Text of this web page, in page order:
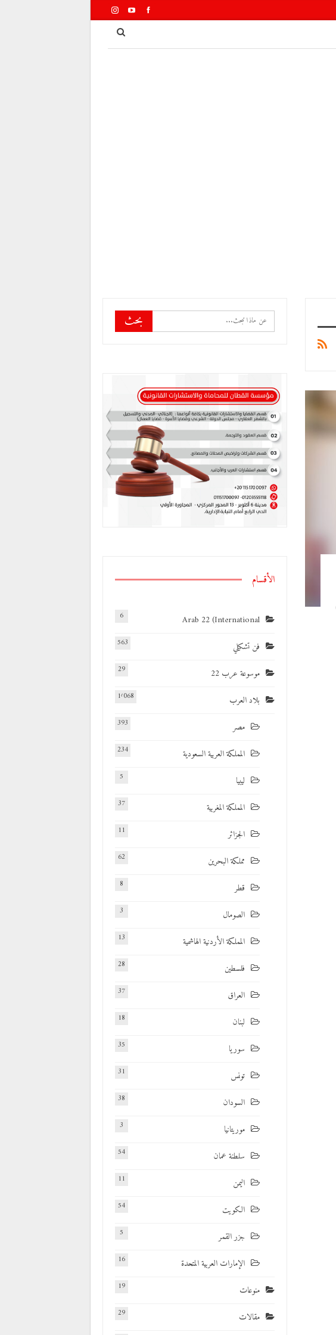
الأقسام
Arab 22 (International
6
فن تشكيلي 563
موسوعة عرب 22 29
بلاد العرب 1٬068
مصر 393
المملكة العربية السعودية 234
ليبيا 5
المملكة المغربية 37
الجزائر 11
مملكة البحرين 62
قطر 8
الصومال 3
المملكة الأردنية الهاشمية 13
فلسطين 28
العراق 37
لبنان 18
سوريا 35
تونس 31
السودان 38
موريتانيا 3
سلطنة عمان 54
اليمن 11
الكويت 54
جزر القمر 5
الإمارات العربية المتحدة 16
منوعات 19
مقالات 29